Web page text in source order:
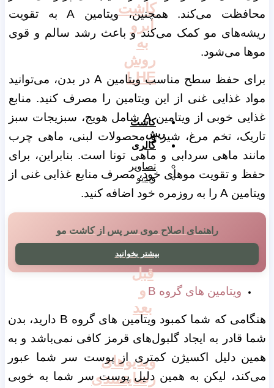
کاشت
ابرو
به
روش
LHE
کاشت
ریش
گالری
تصاویر
ویدیو
تصاویر
قبل
و
بعد
ویدیوهای
رضایتمندی
محافظت می‌کند. همچنین، ویتامین A به تقویت
ریشه‌های مو کمک می‌کند و باعث رشد سالم و قوی
موها می‌شود.
برای حفظ سطح مناسب ویتامین A در بدن، می‌توانید
مواد غذایی غنی از این ویتامین را مصرف کنید. منابع
غذایی خوبی از ویتامین A شامل هویج، سبزیجات سبز
تاریک، تخم مرغ، شیر و محصولات لبنی، ماهی چرب
مانند ماهی سردابی و ماهی تونا است. بنابراین، برای
حفظ و تقویت موهای خود، مصرف منابع غذایی غنی از
ویتامین A را به روزمره خود اضافه کنید.
راهنمای اصلاح موی سر پس از کاشت مو
بیشتر بخوانید
ویتامین های گروه B
هنگامی که شما کمبود ویتامین های گروه B دارید، بدن
شما قادر به ایجاد گلبول‌های قرمز کافی نمی‌باشد و به
همین دلیل اکسیژن کمتری از پوست سر شما عبور
می‌کند، لیکن به همین دلیل پوست سر شما به خوبی